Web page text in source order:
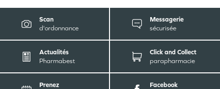
Scan
d'ordonnance
Messagerie
sécurisée
Actualités
Pharmabest
Click and Collect
parapharmacie
Prenez
Facebook